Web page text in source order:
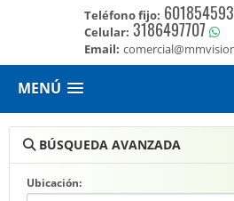
Teléfono fijo:
Celular: 3186497707
Email:
MENÚ
BÚSQUEDA AVANZADA
Ubicación: